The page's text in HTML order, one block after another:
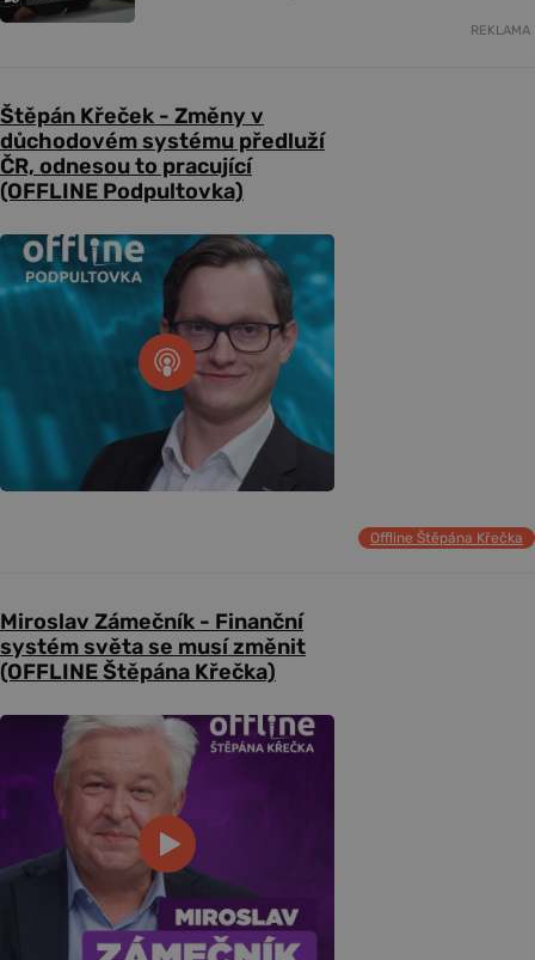
REKLAMA
Štěpán Křeček - Změny v
důchodovém systému předluží
ČR, odnesou to pracující
(OFFLINE Podpultovka)
Offline Štěpána Křečka
Miroslav Zámečník - Finanční
systém světa se musí změnit
(OFFLINE Štěpána Křečka)